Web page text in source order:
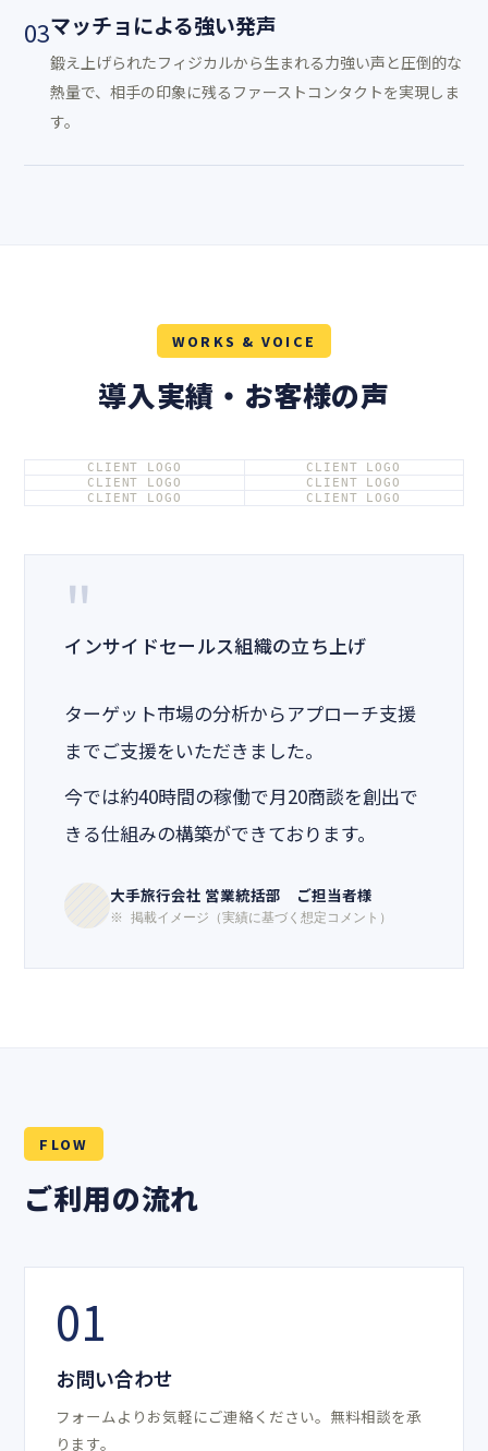
03マッチョによる強い発声
鍛え上げられたフィジカルから生まれる力強い声と圧倒的な
熱量で、相手の印象に残るファーストコンタクトを実現しま
す。
WORKS & VOICE
導入実績・お客様の声
CLIENT LOGO
CLIENT LOGO
CLIENT LOGO
CLIENT LOGO
CLIENT LOGO
CLIENT LOGO
"
インサイドセールス組織の立ち上げ
ターゲット市場の分析からアプローチ支援
までご支援をいただきました。
今では約40時間の稼働で月20商談を創出で
きる仕組みの構築ができております。
大手旅行会社 営業統括部 ご担当者様
※ 掲載イメージ（実績に基づく想定コメント）
FLOW
ご利用の流れ
01
お問い合わせ
フォームよりお気軽にご連絡ください。無料相談を承
ります。